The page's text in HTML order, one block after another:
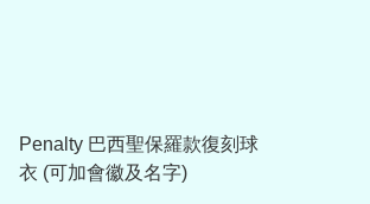
Penalty 巴西聖保羅款復刻球
衣 (可加會徽及名字)